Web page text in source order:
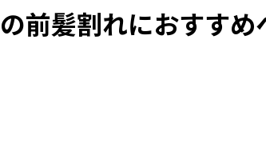
前髪割れにおすす